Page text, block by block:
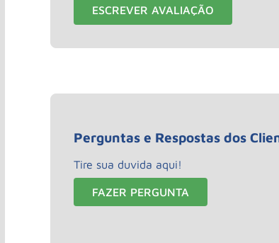
ESCREVER AVALIAÇÃO
Perguntas e Respostas dos
Tire sua duvida aqui!
FAZER PERGUNTA